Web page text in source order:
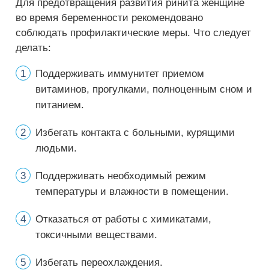
Для предотвращения развития ринита женщине
во время беременности рекомендовано
соблюдать профилактические меры. Что следует
делать:
Поддерживать иммунитет приемом
витаминов, прогулками, полноценным сном и
питанием.
Избегать контакта с больными, курящими
людьми.
Поддерживать необходимый режим
температуры и влажности в помещении.
Отказаться от работы с химикатами,
токсичными веществами.
Избегать переохлаждения.